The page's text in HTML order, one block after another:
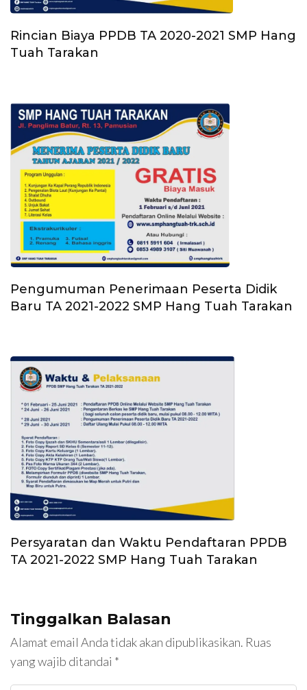
Rincian Biaya PPDB TA 2020-2021 SMP Hang
Tuah Tarakan
Pengumuman Penerimaan Peserta Didik
Baru TA 2021-2022 SMP Hang Tuah Tarakan
Persyaratan dan Waktu Pendaftaran PPDB
TA 2021-2022 SMP Hang Tuah Tarakan
Tinggalkan Balasan
Alamat email Anda tidak akan dipublikasikan. Ruas
yang wajib ditandai *